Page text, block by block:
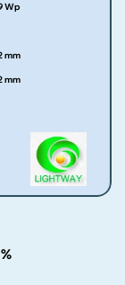
Wp
mm
mm